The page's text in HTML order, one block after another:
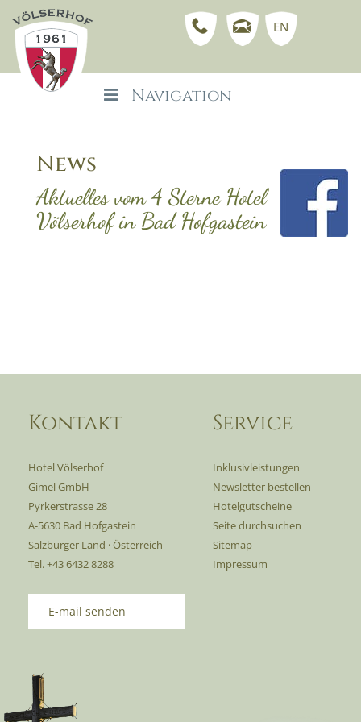
EN
Navigation
News
Aktuelles vom 4 Sterne Hotel
Völserhof in Bad Hofgastein
Kontakt
Hotel Völserhof
Gimel GmbH
Pyrkerstrasse 28
A-5630 Bad Hofgastein
Salzburger Land · Österreich
Tel. +43 6432 8288
E-mail senden
Service
Inklusivleistungen
Newsletter bestellen
Hotelgutscheine
Seite durchsuchen
Sitemap
Impressum